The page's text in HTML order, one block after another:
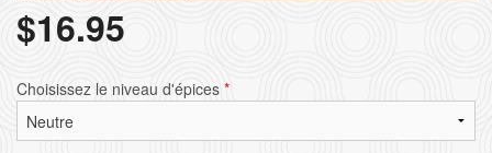
$16.95
Choisissez le niveau d'épices *